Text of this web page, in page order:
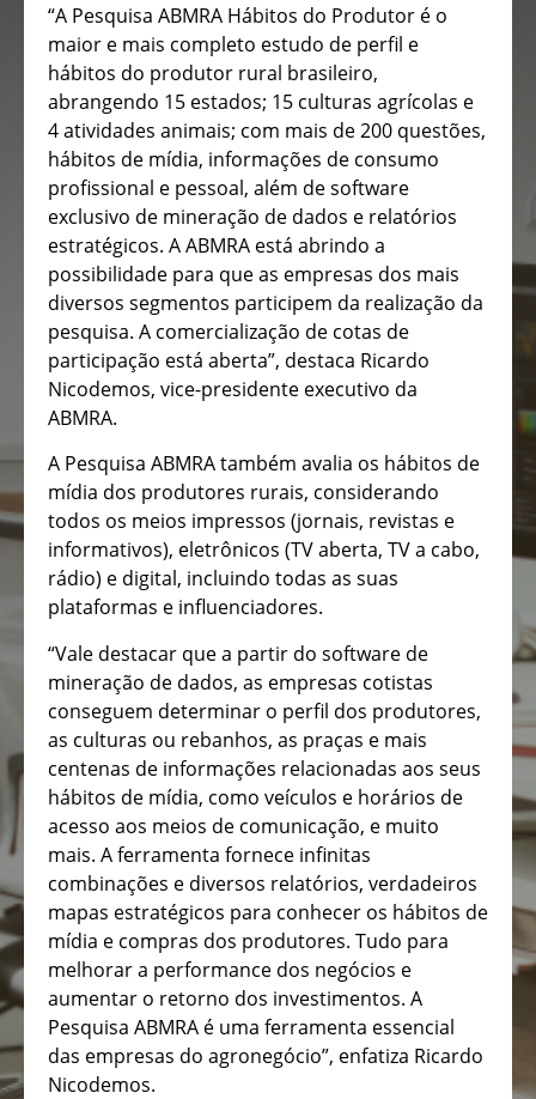
“A Pesquisa ABMRA Hábitos do Produtor é o
maior e mais completo estudo de perfil e
hábitos do produtor rural brasileiro,
abrangendo 15 estados; 15 culturas agrícolas e
4 atividades animais; com mais de 200 questões,
hábitos de mídia, informações de consumo
profissional e pessoal, além de software
exclusivo de mineração de dados e relatórios
estratégicos. A ABMRA está abrindo a
possibilidade para que as empresas dos mais
diversos segmentos participem da realização da
pesquisa. A comercialização de cotas de
participação está aberta”, destaca Ricardo
Nicodemos, vice-presidente executivo da
ABMRA.
A Pesquisa ABMRA também avalia os hábitos de
mídia dos produtores rurais, considerando
todos os meios impressos (jornais, revistas e
informativos), eletrônicos (TV aberta, TV a cabo,
rádio) e digital, incluindo todas as suas
plataformas e influenciadores.
“Vale destacar que a partir do software de
mineração de dados, as empresas cotistas
conseguem determinar o perfil dos produtores,
as culturas ou rebanhos, as praças e mais
centenas de informações relacionadas aos seus
hábitos de mídia, como veículos e horários de
acesso aos meios de comunicação, e muito
mais. A ferramenta fornece infinitas
combinações e diversos relatórios, verdadeiros
mapas estratégicos para conhecer os hábitos de
mídia e compras dos produtores. Tudo para
melhorar a performance dos negócios e
aumentar o retorno dos investimentos. A
Pesquisa ABMRA é uma ferramenta essencial
das empresas do agronegócio”, enfatiza Ricardo
Nicodemos.